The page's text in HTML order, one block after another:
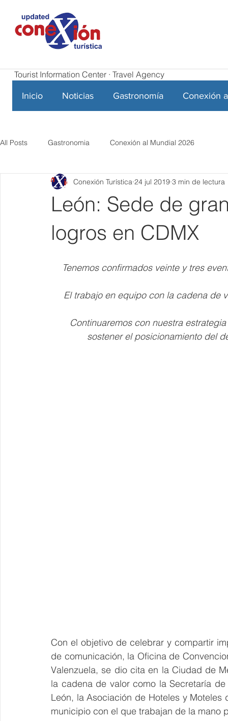
Tourist Information Center · Travel Agency
Inicio Noticias Gastronomía Conexión
All Posts Gastronomia Conexión al Mundial 2026
León: Sede de
logros en CDMX
Conexión Turística 24 jul 2019 3 min de lectura
Tenemos confirmados veinte y tres
El trabajo en equipo con la cadena de
Continuaremos con nuestra
sostener el posicionamiento del
Con el objetivo de celebrar y compartir
de comunicación, la Oficina de
Valenzuela, se dio cita en la Ciudad de
la cadena de valor como la Secretaría
León, la Asociación de Hoteles y Moteles
municipio con el que trabajan de la mano